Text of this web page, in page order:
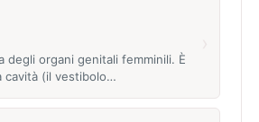
degli organi genitali femminili. È
cavità (il vestibolo…